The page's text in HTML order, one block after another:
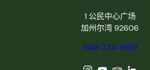
1 公民中心广场
加州尔湾 92606
949-724-6691